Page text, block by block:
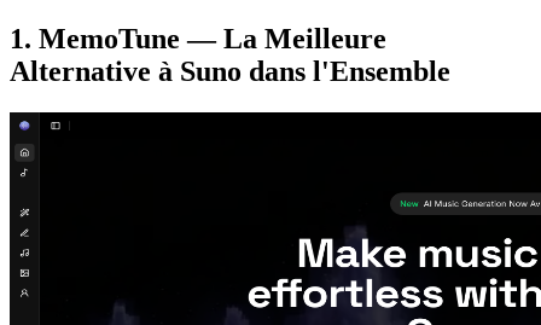
1. MemoTune — La Meilleure
Alternative à Suno dans l'Ensemble